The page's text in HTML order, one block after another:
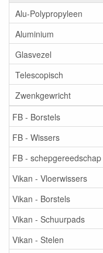
Alu-Polypropyleen
Aluminium
Glasvezel
Telescopisch
Zwenkgewricht
FB - Borstels
FB - Wissers
FB - schepgereedschap
Vikan - Vloerwissers
Vikan - Borstels
Vikan - Schuurpads
Vikan - Stelen